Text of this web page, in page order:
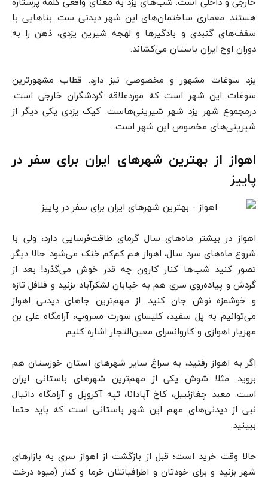
هستند. معماری ساختمان‌های این شهر دیدنی ست. بناهایی با
سقف‌های گنبدی و بادگیرها و لهجه شیرین یزدی، ذهن را به
دوران اوج ایران باستان می‌کشاند.
یزد سوغات مشهور و مخصوصی نیز دارد. قطاب مشهورترین
سوغات این شهر است که موردعلاقه گردشگران خارجی است.
درمجموع شهر یزد شهر شیرینی‌هاست. کیک یزدی یکی دیگر از
شیرینی‌های مخصوص این شهر است.
اهواز از بهترین شهرهای ایران برای سفر در
پاییز
اهواز در بیشتر ماه‌های سال گرمای طاقت‌فرسایی دارد، ولی با
شروع ماه‌های سرد سال، اهواز هم کم‌کم خنک می‌شود. حالا دیگر
تصور کنید شب‌ها کنار کارون چه قدر خوش می‌گذرد! بعد از
گردش و پیاده‌روی سری هم به خیابان لشکرآباد بزنید و فلافل تازه
و خوشمزه نوش جان کنید. از مهم‌ترین جاهای دیدنی اهواز
می‌توانیم به پل سفید، کلیسای سورت مسروپ، آرامگاه علی بن
مهزیار اهوازی و کاروانسرای معین‌التجار اشاره کنیم.
اگر به اهواز رفتید، به سراغ سایر شهرهای استان خوزستان هم
بروید. مثلا شوش یکی از مهم‌ترین شهرهای باستانی ایران
است. معبد چغازنبیل، کاخ آپادانا، تپه آکروپل و آرامگاه دانیال
نبی از دیدنی‌های مهم این شهر باستانی است که باید حتما
ببینید.
حالا وقت خرید است؛ قبل از بازگشت از اهواز سری به بازارهای
شهر بزنید و برای خودتان و اطرافیانتان خرما و کنار (میوه درخت